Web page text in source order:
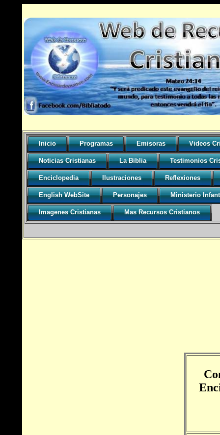
Inicio Programas Emisoras Videos
Noticias Cristianas La Biblia Testimonios
Enciclopedia Ilustraciones Reflexiones
English WebSite Personajes Ministerio
Imagenes Cristianas Mas Recursos Cristianos